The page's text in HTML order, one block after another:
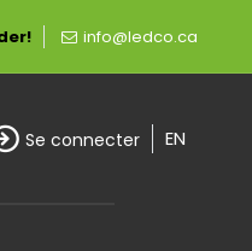
en éclairage
info@ledco.ca
Se connecter EN